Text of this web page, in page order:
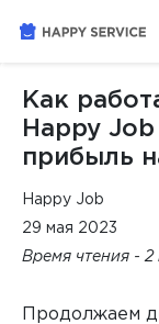
Как
Happy
прибыль
Happy Job
29 мая 2023
Время чтения -
Продолжаем